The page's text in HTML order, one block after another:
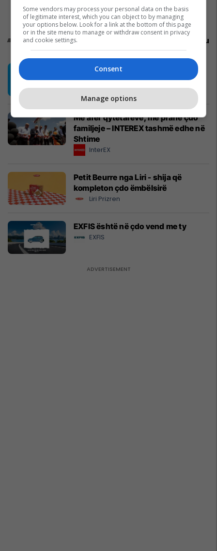
Promo Reklamo këtu
"Ku metën akllat?" - Heb’s
paralajmëron diçka të re për verën
Heb's Kosova
Më afër qytetarëve, më pranë çdo
familjeje – INTEREX tashmë edhe në
Shtime
InterEX
Petit Beurre nga Liri - shija që
kompleton çdo ëmbëlsirë
Liri Prizren
EXFIS është në çdo vend me ty
EXFIS
Some vendors may process your personal data on the basis
of legitimate interest, which you can object to by managing
your options below. Look for a link at the bottom of this page
or in the site menu to manage or withdraw consent in privacy
and cookie settings.
Consent
Manage options